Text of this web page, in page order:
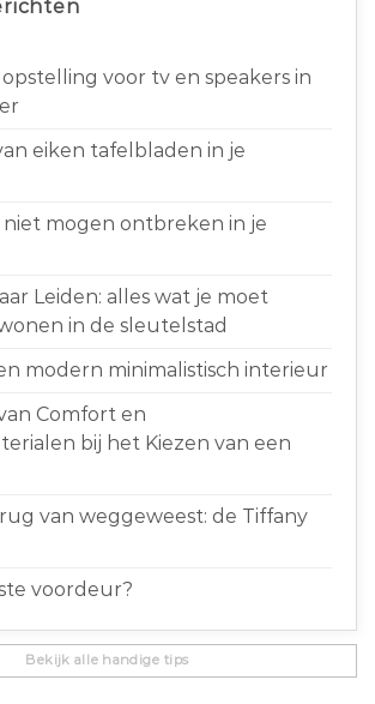
voor tv en speakers in
eiken tafelbladen in je
niet mogen ontbreken in je
Leiden: alles wat je moet
in de sleutelstad
modern minimalistisch interieur
Comfort en
bij het Kiezen van een
van weggeweest: de Tiffany
voordeur?
Bekijk alle handige tips